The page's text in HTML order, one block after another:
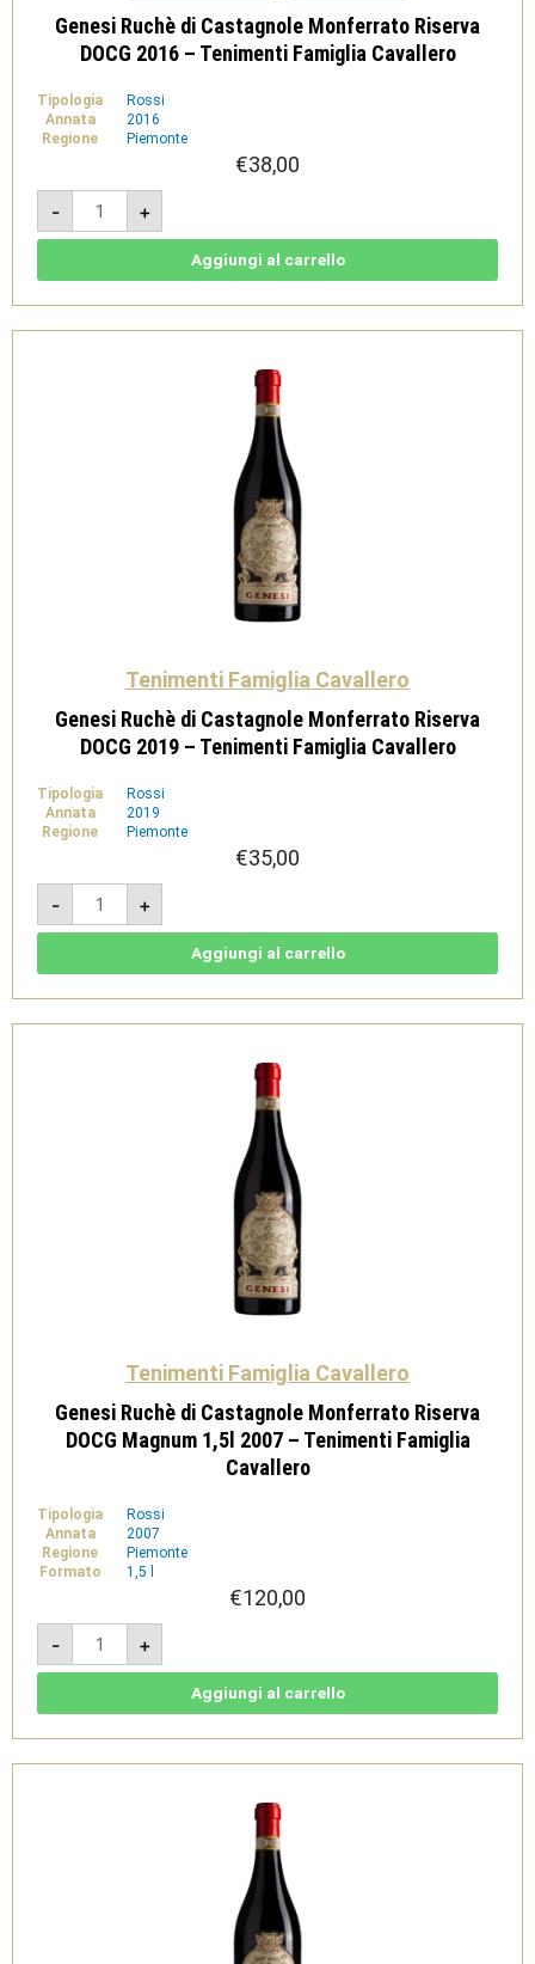
Genesi Ruchè di Castagnole Monferrato Riserva
DOCG 2016 – Tenimenti Famiglia Cavallero
Tipologia
Rossi
Annata
2016
Regione
Piemonte
€38,00
-
Genesi
Ruchè
di
Castagnole
2016
Tenimenti
+
Aggiungi al carrello
Tenimenti Famiglia Cavallero
Genesi Ruchè di Castagnole Monferrato Riserva
DOCG 2019 – Tenimenti Famiglia Cavallero
Tipologia
Rossi
Annata
2019
Regione
Piemonte
€35,00
-
Genesi
Ruchè
di
Castagnole
2019
Tenimenti
+
Aggiungi al carrello
Tenimenti Famiglia Cavallero
Genesi Ruchè di Castagnole Monferrato Riserva
DOCG Magnum 1,5l 2007 – Tenimenti Famiglia
Cavallero
Tipologia
Rossi
Annata
2007
Regione
Piemonte
Formato
1,5 l
€120,00
-
Genesi
Ruchè
di
Castagnole
Magnum
2007
+
Aggiungi al carrello